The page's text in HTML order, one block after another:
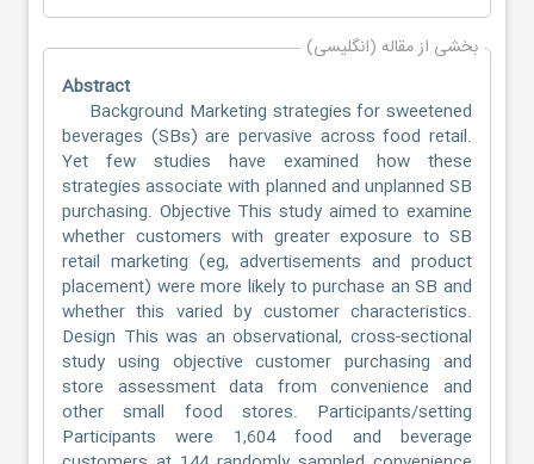
بخشی از مقاله (انگلیسی)
Abstract
Background Marketing strategies for sweetened
beverages (SBs) are pervasive across food retail.
Yet few studies have examined how these
strategies associate with planned and unplanned SB
purchasing. Objective This study aimed to examine
whether customers with greater exposure to SB
retail marketing (eg, advertisements and product
placement) were more likely to purchase an SB and
whether this varied by customer characteristics.
Design This was an observational, cross-sectional
study using objective customer purchasing and
store assessment data from convenience and
other small food stores. Participants/setting
Participants were 1,604 food and beverage